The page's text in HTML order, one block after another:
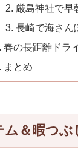
厳島神社で早
長崎で海さん
春の長距離ドラ
まとめ
ム＆暇つぶ